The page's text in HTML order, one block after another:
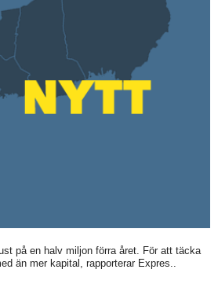
på en halv miljon förra året. För att täcka
än mer kapital, rapporterar Expres..